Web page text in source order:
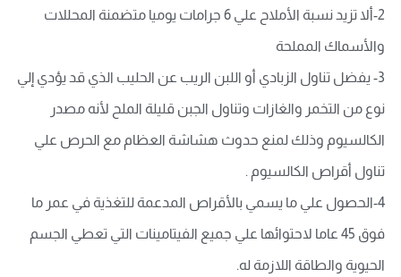
2-ألا تزيد نسبة الأملاح علي 6 جرامات يوميا متضمنة المحللات
والأسماك المملحة
3- يفضل تناول الزبادي أو اللبن الريب عن الحليب الذي قد يؤدي إلي
نوع من التخمر والغازات وتناول الجبن قليلة الملح لأنه مصدر
الكالسيوم وذلك لمنع حدوث هشاشة العظام مع الحرص علي
تناول أقراص الكالسيوم .
4-الحصول علي ما يسمي بالأقراص المدعمة للتغذية في عمر ما
فوق 45 عاما لاحتوائها علي جميع الفيتامينات التي تعطي الجسم
الحيوية والطاقة اللازمة له.